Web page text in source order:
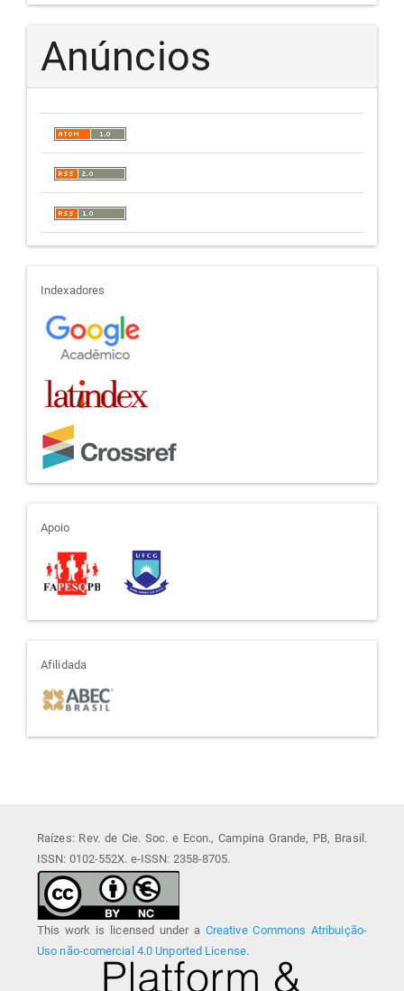
Anúncios
indexadores
Indexadores
apoio
Apoio
afiliada
Afilidada
Raízes: Rev. de Cie. Soc. e Econ., Campina Grande, PB, Brasil.
ISSN: 0102-552X. e-ISSN: 2358-8705.
This work is licensed under a Creative Commons Atribuição-
Uso não-comercial 4.0 Unported License.